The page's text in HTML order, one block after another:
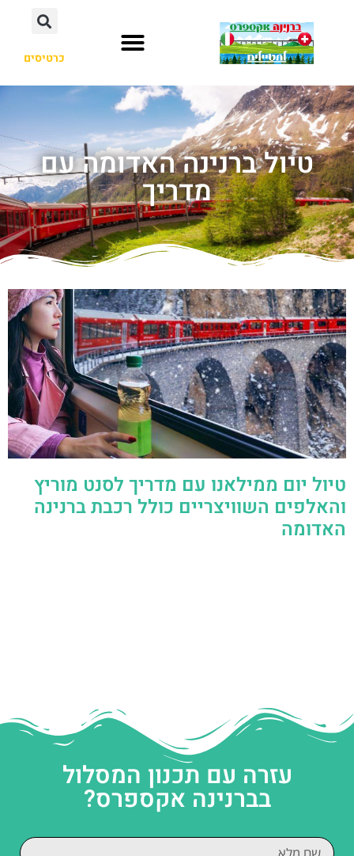
כרטיסים
טיול ברנינה האדומה עם
מדריך
טיול יום ממילאנו עם מדריך לסנט מוריץ
והאלפים השוויצריים כולל רכבת ברנינה
האדומה
עזרה עם תכנון המסלול
בברנינה אקספרס?